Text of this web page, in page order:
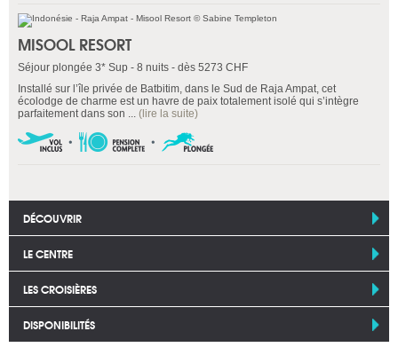
MISOOL RESORT
Séjour plongée 3* Sup - 8 nuits - dès 5273 CHF
Installé sur l’île privée de Batbitim, dans le Sud de Raja Ampat, cet
écolodge de charme est un havre de paix totalement isolé qui s’intègre
parfaitement dans son ... (lire la suite)
DÉCOUVRIR
LE CENTRE
LES CROISIÈRES
DISPONIBILITÉS